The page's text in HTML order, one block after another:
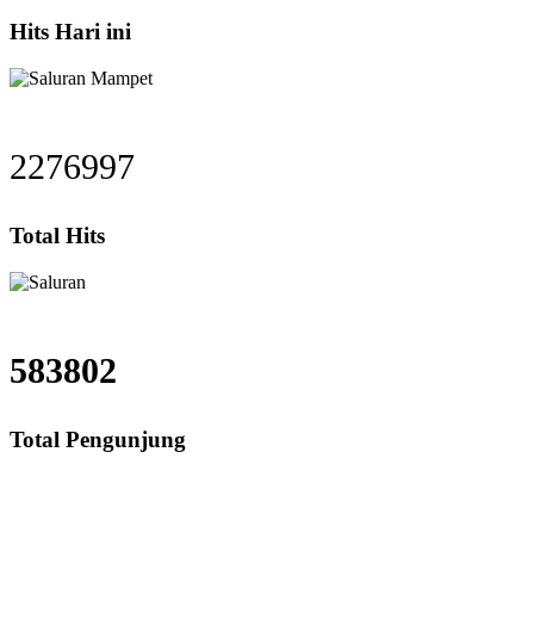
Hits Hari ini
2276997
Total Hits
583802
Total Pengunjung